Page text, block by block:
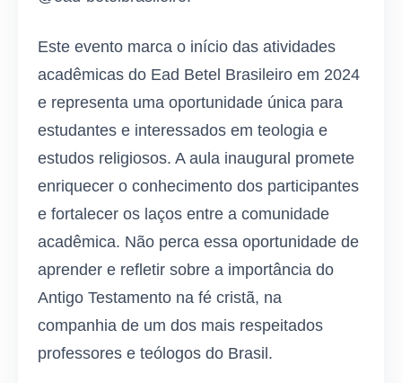
Este evento marca o início das atividades
acadêmicas do Ead Betel Brasileiro em 2024
e representa uma oportunidade única para
estudantes e interessados em teologia e
estudos religiosos. A aula inaugural promete
enriquecer o conhecimento dos participantes
e fortalecer os laços entre a comunidade
acadêmica. Não perca essa oportunidade de
aprender e refletir sobre a importância do
Antigo Testamento na fé cristã, na
companhia de um dos mais respeitados
professores e teólogos do Brasil.